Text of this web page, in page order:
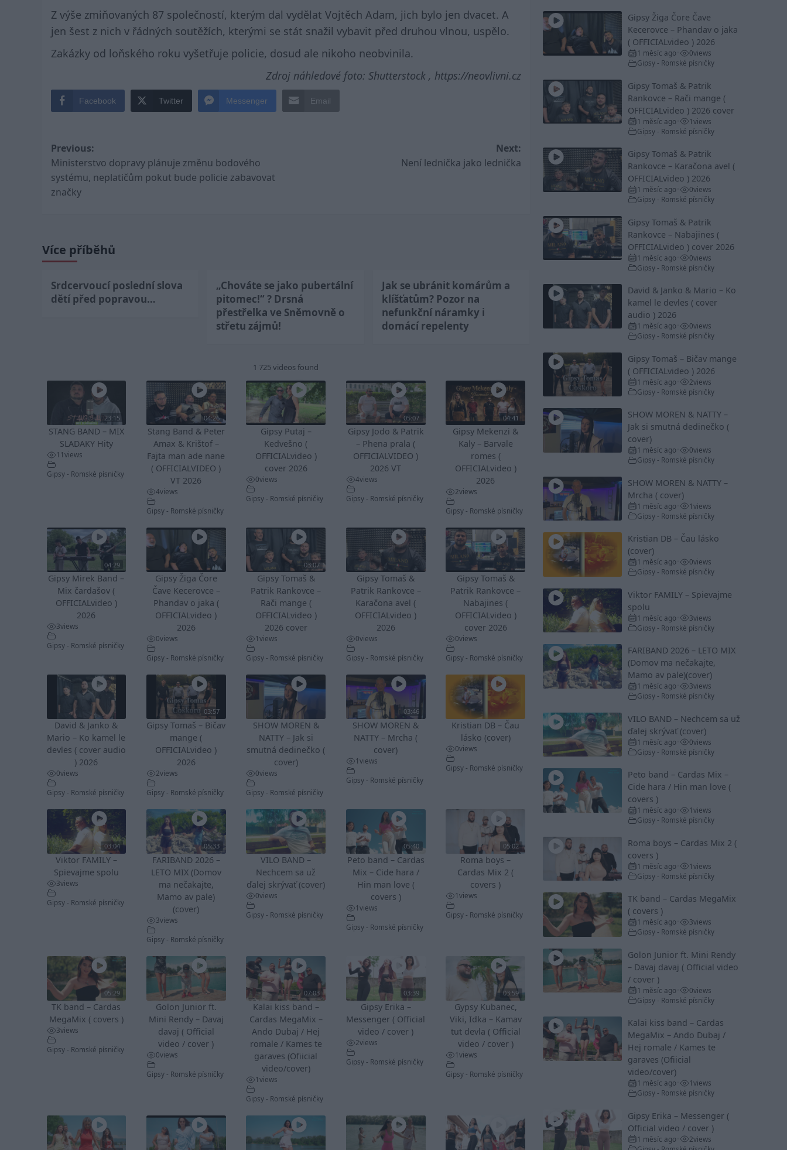
Z výše zmiňovaných 87 společností, kterým dal vydělat Vojtěch Adam, jich bylo jen dvacet. A
jen šest z nich v řádných soutěžích, kterými se stát snažil vybavit před druhou vlnou, uspělo.
Zakázky od loňského roku vyšetřuje policie, dosud ale nikoho neobvinila.
Zdroj náhledové foto: Shutterstock , https://neovlivni.cz
Facebook Twitter Messenger Email
Post
navigation
Previous:
Ministerstvo dopravy plánuje změnu bodového
systému, neplatičům pokut bude policie zabavovat
značky
Next:
Není lednička jako lednička
Více příběhů
Srdcervoucí poslední slova
dětí před popravou…
„Chováte se jako pubertální
pitomec!“ ? Drsná
přestřelka ve Sněmovně o
střetu zájmů!
Jak se ubránit komárům a
klíšťatům? Pozor na
nefunkční náramky i
domácí repelenty
1 725 videos found
23:15
STANG BAND – MIX
SLADAKY Hity
11views
Gipsy - Romské písničky
04:26
Stang Band & Peter
Amax & Krištof –
Fajta man ade nane
( OFFICIALVIDEO )
VT 2026
4views
Gipsy - Romské písničky
Gipsy Putaj –
Kedvešno (
OFFICIALvideo )
cover 2026
0views
Gipsy - Romské písničky
05:07
Gipsy Jodo & Patrik
– Phena prala (
OFFICIALVIDEO )
2026 VT
4views
Gipsy - Romské písničky
04:41
Gipsy Mekenzi &
Kaly – Barvale
romes (
OFFICIALvideo )
2026
2views
Gipsy - Romské písničky
04:29
Gipsy Mirek Band –
Mix čardašov (
OFFICIALvideo )
2026
3views
Gipsy - Romské písničky
Gipsy Žiga Čore
Čave Kecerovce –
Phandav o jaka (
OFFICIALvideo )
2026
0views
Gipsy - Romské písničky
03:07
Gipsy Tomaš &
Patrik Rankovce –
Rači mange (
OFFICIALvideo )
2026 cover
1views
Gipsy - Romské písničky
Gipsy Tomaš &
Patrik Rankovce –
Karačona avel (
OFFICIALvideo )
2026
0views
Gipsy - Romské písničky
Gipsy Tomaš &
Patrik Rankovce –
Nabajines (
OFFICIALvideo )
cover 2026
0views
Gipsy - Romské písničky
David & Janko &
Mario – Ko kamel le
devles ( cover audio
) 2026
0views
Gipsy - Romské písničky
03:57
Gipsy Tomaš – Bičav
mange (
OFFICIALvideo )
2026
2views
Gipsy - Romské písničky
SHOW MOREN &
NATTY – Jak si
smutná dedinečko (
cover)
0views
Gipsy - Romské písničky
03:46
SHOW MOREN &
NATTY – Mrcha (
cover)
1views
Gipsy - Romské písničky
Kristian DB – Čau
lásko (cover)
0views
Gipsy - Romské písničky
03:04
Viktor FAMILY –
Spievajme spolu
3views
Gipsy - Romské písničky
05:33
FARIBAND 2026 –
LETO MIX (Domov
ma nečakajte,
Mamo av pale)
(cover)
3views
Gipsy - Romské písničky
VILO BAND –
Nechcem sa už
ďalej skrývať (cover)
0views
Gipsy - Romské písničky
05:40
Peto band – Cardas
Mix – Cide hara /
Hin man love (
covers )
1views
Gipsy - Romské písničky
05:02
Roma boys –
Cardas Mix 2 (
covers )
1views
Gipsy - Romské písničky
05:29
TK band – Cardas
MegaMix ( covers )
3views
Gipsy - Romské písničky
Golon Junior ft.
Mini Rendy – Davaj
davaj ( Official
video / cover )
0views
Gipsy - Romské písničky
07:03
Kalai kiss band –
Cardas MegaMix –
Ando Dubaj / Hej
romale / Kames te
garaves (Ofiicial
video/cover)
1views
Gipsy - Romské písničky
03:39
Gipsy Erika –
Messenger ( Official
video / cover )
2views
Gipsy - Romské písničky
03:59
Gypsy Kubanec,
Viki, Idka – Kamav
tut devla ( Official
video / cover )
1views
Gipsy - Romské písničky
Gipsy Žiga Čore Čave
Kecerovce – Phandav o jaka
( OFFICIALvideo ) 2026
1 měsíc ago 0views
Gipsy - Romské písničky
Gipsy Tomaš & Patrik
Rankovce – Rači mange (
OFFICIALvideo ) 2026 cover
1 měsíc ago 1views
Gipsy - Romské písničky
Gipsy Tomaš & Patrik
Rankovce – Karačona avel (
OFFICIALvideo ) 2026
1 měsíc ago 0views
Gipsy - Romské písničky
Gipsy Tomaš & Patrik
Rankovce – Nabajines (
OFFICIALvideo ) cover 2026
1 měsíc ago 0views
Gipsy - Romské písničky
David & Janko & Mario – Ko
kamel le devles ( cover
audio ) 2026
1 měsíc ago 0views
Gipsy - Romské písničky
Gipsy Tomaš – Bičav mange
( OFFICIALvideo ) 2026
1 měsíc ago 2views
Gipsy - Romské písničky
SHOW MOREN & NATTY –
Jak si smutná dedinečko (
cover)
1 měsíc ago 0views
Gipsy - Romské písničky
SHOW MOREN & NATTY –
Mrcha ( cover)
1 měsíc ago 1views
Gipsy - Romské písničky
Kristian DB – Čau lásko
(cover)
1 měsíc ago 0views
Gipsy - Romské písničky
Viktor FAMILY – Spievajme
spolu
1 měsíc ago 3views
Gipsy - Romské písničky
FARIBAND 2026 – LETO MIX
(Domov ma nečakajte,
Mamo av pale)(cover)
1 měsíc ago 3views
Gipsy - Romské písničky
VILO BAND – Nechcem sa už
ďalej skrývať (cover)
1 měsíc ago 0views
Gipsy - Romské písničky
Peto band – Cardas Mix –
Cide hara / Hin man love (
covers )
1 měsíc ago 1views
Gipsy - Romské písničky
Roma boys – Cardas Mix 2 (
covers )
1 měsíc ago 1views
Gipsy - Romské písničky
TK band – Cardas MegaMix
( covers )
1 měsíc ago 3views
Gipsy - Romské písničky
Golon Junior ft. Mini Rendy
– Davaj davaj ( Official video
/ cover )
1 měsíc ago 0views
Gipsy - Romské písničky
Kalai kiss band – Cardas
MegaMix – Ando Dubaj /
Hej romale / Kames te
garaves (Ofiicial
video/cover)
1 měsíc ago 1views
Gipsy - Romské písničky
Gipsy Erika – Messenger (
Official video / cover )
1 měsíc ago 2views